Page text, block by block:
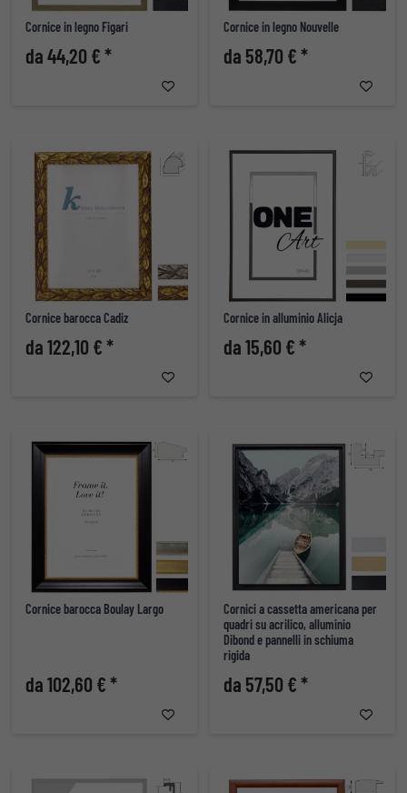
Cornice in legno Figari
da 44,20 € *
Cornice in legno Nouvelle
da 58,70 € *
Cornice barocca Cadiz
da 122,10 € *
Cornice in alluminio Alicja
da 15,60 € *
Cornice barocca Boulay Largo
da 102,60 € *
Cornici a cassetta americana per
quadri su acrilico, alluminio
Dibond e pannelli in schiuma
rigida
da 57,50 € *